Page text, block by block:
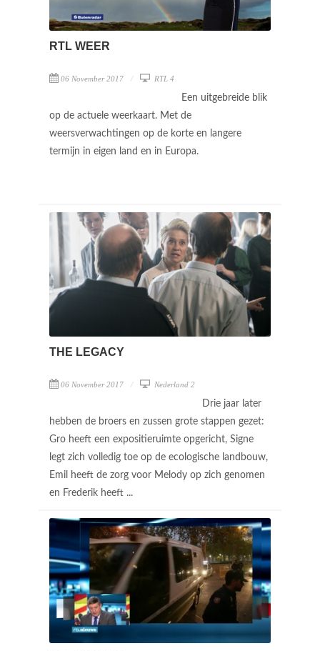
RTL WEER
06 November 2017 RTL 4
Een uitgebreide blik
op de actuele weerkaart. Met de
weersverwachtingen op de korte en langere
termijn in eigen land en in Europa.
THE LEGACY
06 November 2017 Nederland 2
Drie jaar later
hebben de broers en zussen grote stappen gezet:
Gro heeft een expositieruimte opgericht, Signe
legt zich volledig toe op de ecologische landbouw,
Emil heeft de zorg voor Melody op zich genomen
en Frederik heeft ...